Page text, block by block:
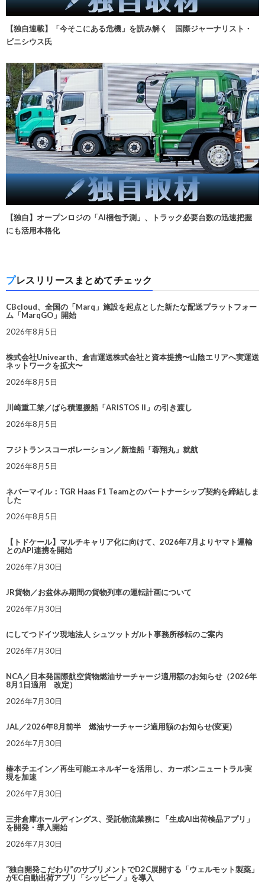
【独自連載】「今そこにある危機」を読み解く 国際ジャーナリスト・
ビニシウス氏
【独自】オープンロジの「AI梱包予測」、トラック必要台数の迅速把握
にも活用本格化
プレスリリースまとめてチェック
CBcloud、全国の「Marq」施設を起点とした新たな配送プラットフォー
ム「MarqGO」開始
2026年8月5日
株式会社Univearth、倉吉運送株式会社と資本提携〜山陰エリアへ実運送
ネットワークを拡大〜
2026年8月5日
川崎重工業／ばら積運搬船「ARISTOS II」の引き渡し
2026年8月5日
フジトランスコーポレーション／新造船「蓉翔丸」就航
2026年8月5日
ネバーマイル：TGR Haas F1 Teamとのパートナーシップ契約を締結しま
した
2026年8月5日
【トドケール】マルチキャリア化に向けて、2026年7月よりヤマト運輸
とのAPI連携を開始
2026年7月30日
JR貨物／お盆休み期間の貨物列車の運転計画について
2026年7月30日
にしてつドイツ現地法人 シュツットガルト事務所移転のご案内
2026年7月30日
NCA／日本発国際航空貨物燃油サーチャージ適用額のお知らせ（2026年
8月1日適用 改定）
2026年7月30日
JAL／2026年8月前半 燃油サーチャージ適用額のお知らせ(変更)
2026年7月30日
椿本チエイン／再生可能エネルギーを活用し、カーボンニュートラル実
現を加速
2026年7月30日
三井倉庫ホールディングス、受託物流業務に 「生成AI出荷検品アプリ」
を開発・導入開始
2026年7月30日
“独自開発こだわり”のサプリメントでD2C展開する「ウェルモット製薬」
がEC自動出荷アプリ「シッピーノ」を導入